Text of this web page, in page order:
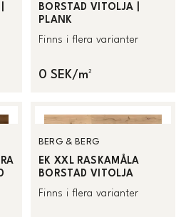
BORSTAD VITOLJA |
PLANK
Finns i flera varianter
0 SEK/m²
BERG & BERG
EK XXL RASKAMÅLA
BORSTAD VITOLJA
Finns i flera varianter